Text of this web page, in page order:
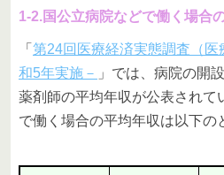
1-2.国公立病院などで働く場合
「 第24回医療経済実態調査（
和5年実施－ 」では、病院の開
薬剤師の平均年収が公表されて
で働く場合の平均年収は以下の